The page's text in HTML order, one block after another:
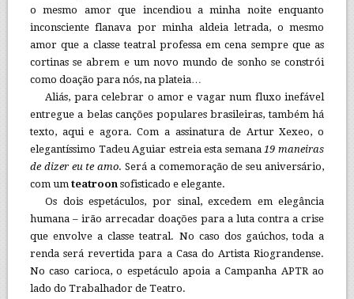
o mesmo amor que incendiou a minha noite enquanto
inconsciente flanava por minha aldeia letrada, o mesmo
amor que a classe teatral professa em cena sempre que as
cortinas se abrem e um novo mundo de sonho se constrói
como doação para nós, na plateia…
Aliás, para celebrar o amor e vagar num fluxo inefável
entregue a belas canções populares brasileiras, também há
texto, aqui e agora. Com a assinatura de Artur Xexeo, o
elegantíssimo Tadeu Aguiar estreia esta semana19 maneiras
de dizer eu te amo. Será a comemoração de seu aniversário,
com um teatroonsofisticado e elegante.
Os dois espetáculos, por sinal, excedem em elegância
humana – irão arrecadar doações para a luta contra a crise
que envolve a classe teatral. No caso dos gaúchos, toda a
renda será revertida para a Casa do Artista Riograndense.
No caso carioca, o espetáculo apoia a Campanha APTR ao
lado do Trabalhador de Teatro.